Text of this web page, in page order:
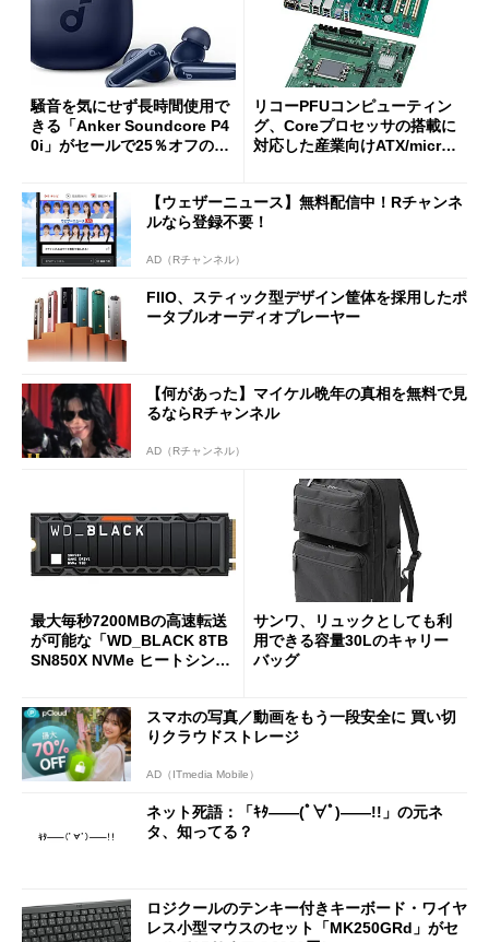
騒音を気にせず長時間使用で
きる「Anker Soundcore P4
0i」がセールで25％オフの59
リコーPFUコンピューティン
グ、Coreプロセッサの搭載に
対応した産業向けATX/micro
【ウェザーニュース】無料配信中！Rチャンネ
ルなら登録不要！
AD（Rチャンネル）
FIIO、スティック型デザイン筐体を採用したポ
ータブルオーディオプレーヤー
【何があった】マイケル晩年の真相を無料で見
るならRチャンネル
AD（Rチャンネル）
最大毎秒7200MBの高速転送
が可能な「WD_BLACK 8TB
SN850X NVMe ヒートシンク
サンワ、リュックとしても利
用できる容量30Lのキャリー
バッグ
スマホの写真／動画をもう一段安全に 買い切
りクラウドストレージ
AD（ITmedia Mobile）
ネット死語：「ｷﾀ――(ﾟ∀ﾟ)――!!」の元ネ
タ、知ってる？
ロジクールのテンキー付きキーボード・ワイヤ
レス小型マウスのセット「MK250GRd」がセ